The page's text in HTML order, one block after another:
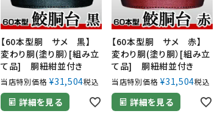
【60本型胴 サメ 黒】
変わり胴(塗り胴）[組み立
て品] 胴紐紺並付き
当店特別価格 ¥31,504税込
詳細を見る
【60本型胴 サメ 赤】
変わり胴(塗り胴）[組み立
て品] 胴紐紺並付き
当店特別価格 ¥31,504税込
詳細を見る